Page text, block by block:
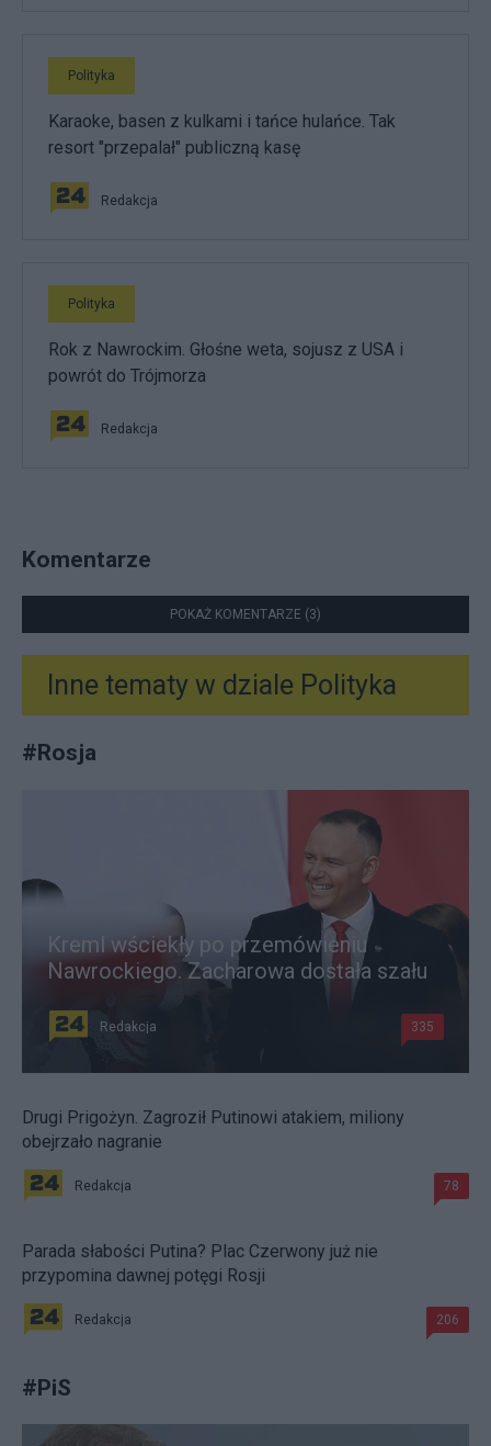
Polityka
Karaoke, basen z kulkami i tańce hulańce. Tak
resort "przepalał" publiczną kasę
Redakcja
Polityka
Rok z Nawrockim. Głośne weta, sojusz z USA i
powrót do Trójmorza
Redakcja
Komentarze
POKAŻ KOMENTARZE (3)
Inne tematy w dziale Polityka
#Rosja
Kreml wściekły po przemówieniu
Nawrockiego. Zacharowa dostała szału
Redakcja 335
Drugi Prigożyn. Zagroził Putinowi atakiem, miliony
obejrzało nagranie
Redakcja 78
Parada słabości Putina? Plac Czerwony już nie
przypomina dawnej potęgi Rosji
Redakcja 206
#PiS